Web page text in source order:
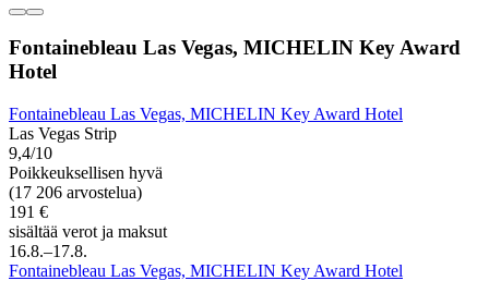
Fontainebleau Las Vegas, MICHELIN Key Award
Hotel
Fontainebleau Las Vegas, MICHELIN Key Award Hotel
Las Vegas Strip
9,4/10
Poikkeuksellisen hyvä
(17 206 arvostelua)
191 €
sisältää verot ja maksut
16.8.–17.8.
Fontainebleau Las Vegas, MICHELIN Key Award Hotel